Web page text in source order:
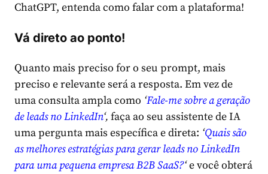
ChatGPT, entenda como falar com a plataforma!
Vá direto ao ponto!
Quanto mais preciso for o seu prompt, mais
preciso e relevante será a resposta. Em vez de
uma consulta ampla como ‘Fale-me sobre a geração
de leads no LinkedIn‘, faça ao seu assistente de IA
uma pergunta mais específica e direta: ‘Quais são
as melhores estratégias para gerar leads no LinkedIn
para uma pequena empresa B2B SaaS?‘e você obterá